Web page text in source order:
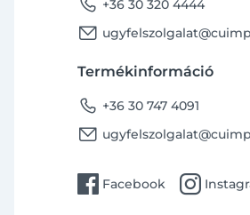
+36 30 320 4444
email
Termékinformáció
phone +36 30 747 4091
email
facebook Facebook instagram